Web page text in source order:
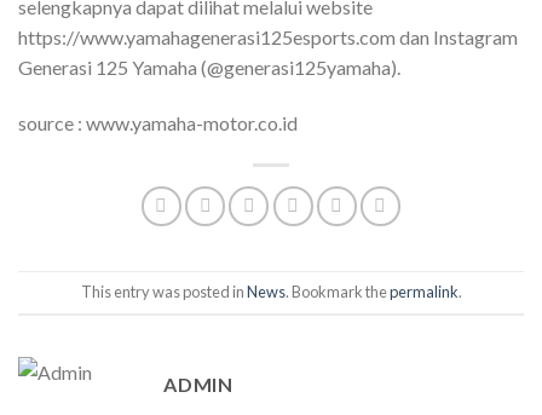
selengkapnya dapat dilihat melalui website
https://www.yamahagenerasi125esports.com dan Instagram
Generasi 125 Yamaha (@generasi125yamaha).
source : www.yamaha-motor.co.id
This entry was posted inNews. Bookmark thepermalink.
ADMIN